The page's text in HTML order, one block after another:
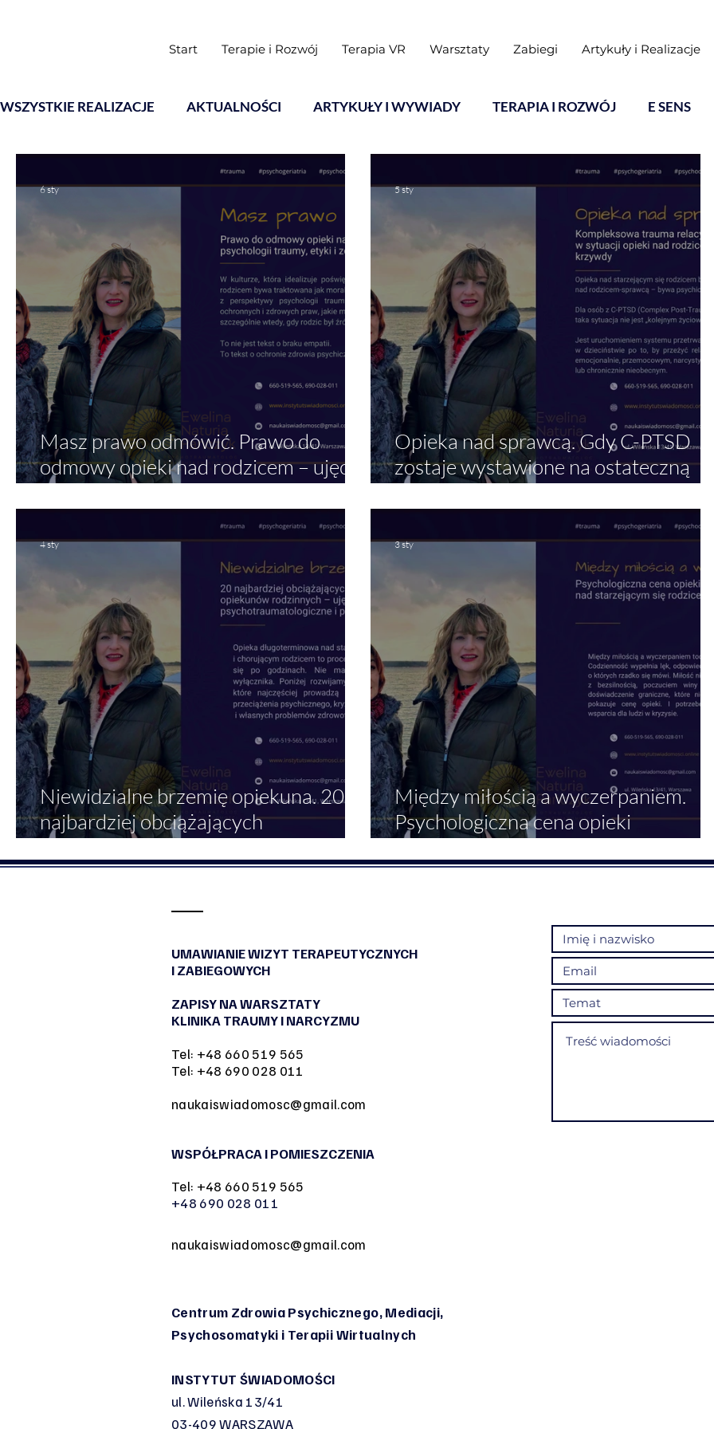
Start Terapie i Rozwój Terapia VR Warsztaty Zabiegi Artykuły i Realizacje
WSZYSTKIE REALIZACJE AKTUALNOŚCI ARTYKUŁY I WYWIADY TERAPIA I ROZWÓJ E SENS
Masz prawo odmówić. Prawo do
odmowy opieki nad rodzicem – ujęcie
6 sty
Opieka nad sprawcą. Gdy C-PTSD
zostaje wystawione na ostateczną
relacyjna (C-PTSD) w sytuacji opieki
nad rodzicem, który był źródłem
krzywdy
5 sty
Niewidzialne brzemię opiekuna. 20
najbardziej obciążających
– ujęcie psychotraumatologiczne i
4 sty
Między miłością a wyczerpaniem.
Psychologiczna cena opieki
rodzicem
3 sty
UMAWIANIE WIZYT TERAPEUTYCZNYCH
I ZABIEGOWYCH
ZAPISY NA WARSZTATY
KLINIKA TRAUMY I NARCYZMU
Tel: +48 660 519 565
Tel: +48 690 028 011
naukaiswiadomosc@gmail.com
WSPÓŁPRACA I POMIESZCZENIA
Tel: +48 660 519 565
+48 690 028 011
naukaiswiadomosc@gmail.com
Centrum Zdrowia Psychicznego, Mediacji,
Psychosomatyki i Terapii Wirtualnych
INSTYTUT ŚWIADOMOŚCI
ul. Wileńska 13/41
03-409 WARSZAWA